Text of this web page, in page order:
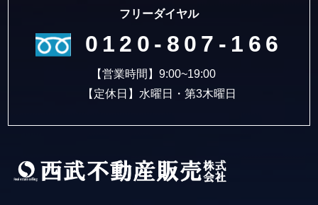
フリーダイヤル
0120-807-166
【営業時間】9:00~19:00
【定休日】水曜日・第3木曜日